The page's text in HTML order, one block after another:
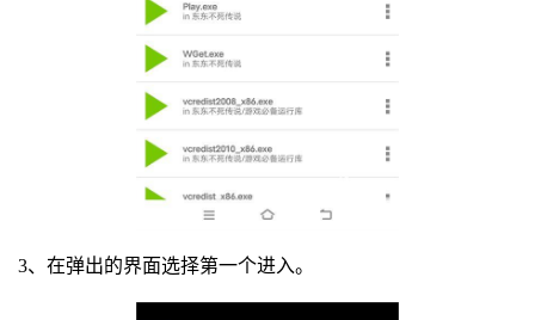
3、在弹出的界面选择第一个进入。